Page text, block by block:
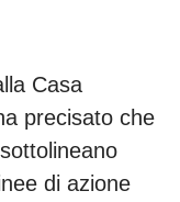
Casa
precisato che
di azione